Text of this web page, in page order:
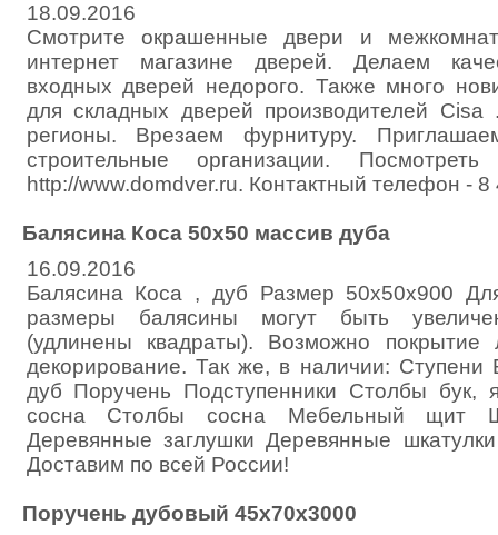
18.09.2016
Смотрите окрашенные двери и
интернет магазине дверей. Делаем
входных дверей недорого. Также много
для складных дверей производителей
регионы. Врезаем фурнитуру.
строительные организации.
http://www.domdver.ru. Контактный телефон -
Балясина Коса 50х50 массив дуба
16.09.2016
Балясина Коса , дуб Размер 50х50х900
размеры балясины могут быть
(удлинены квадраты). Возможно покрытие
декорирование. Так же, в наличии: Ступени
дуб Поручень Подступенники Столбы бук,
сосна Столбы сосна Мебельный щит
Деревянные заглушки Деревянные
Доставим по всей России!
Поручень дубовый 45х70х3000